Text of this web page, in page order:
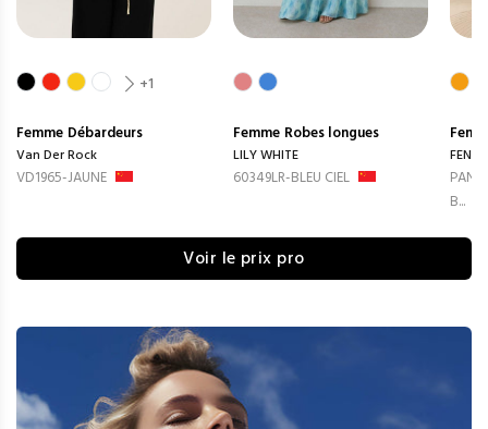
+1
Femme Débardeurs
Van Der Rock
VD1965-JAUNE
Femme Robes longues
LILY WHITE
60349LR-BLEU CIEL
B...
Voir le prix pro